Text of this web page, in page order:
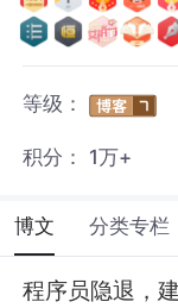
等级：
积分： 1万+
博文 分类专栏
程序员隐退，